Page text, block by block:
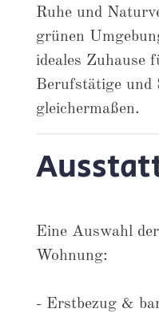
Ruhe und
grünen
ideales Zuhause
Berufstätige und
gleichermaßen.
Eine Auswahl
Wohnung:
- Erstbezug &